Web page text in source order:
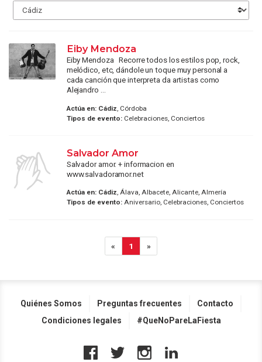
Eiby Mendoza
Eiby Mendoza Recorre todos los estilos pop, rock,
melódico, etc, dándole un toque muy personal a
cada canción que interpreta da artistas como
Alejandro ...
Actúa en: Cádiz, Córdoba
Tipos de evento:Celebraciones, Conciertos
Salvador Amor
Salvador amor. + informacion en
www.salvadoramor.net
Actúa en: Cádiz, Álava, Albacete, Alicante, Almería
Tipos de evento:Aniversario, Celebraciones, Conciertos
« 1 »
Quiénes Somos Preguntas frecuentes
Contacto
Condiciones legales
#QueNoPareLaFiesta